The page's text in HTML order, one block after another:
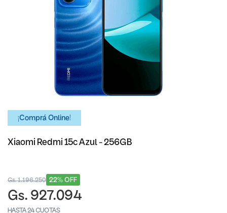
¡Comprá Online!
Xiaomi Redmi 15c Azul - 256GB
22% OFF
Gs. 1.196.250
Gs. 927.094
HASTA 24 CUOTAS